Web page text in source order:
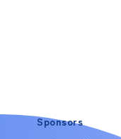
Sponsors